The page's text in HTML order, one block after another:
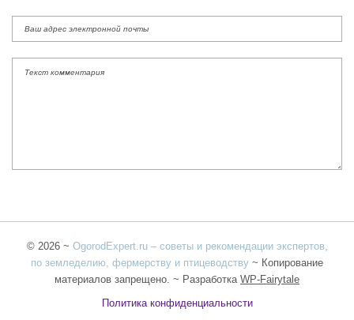
© 2026~ OgorodExpert.ru – cоветы и рекомендации экспертов,
по земледелию, фермерству и птицеводству ~ Копирование
материалов запрещено. ~ Разработка WP-Fairytale
Политика конфиденциальности